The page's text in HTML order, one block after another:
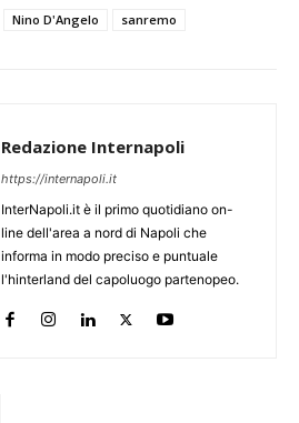
Nino D'Angelo sanremo
Redazione Internapoli
https://internapoli.it
InterNapoli.it è il primo quotidiano on-
line dell'area a nord di Napoli che
informa in modo preciso e puntuale
l'hinterland del capoluogo partenopeo.